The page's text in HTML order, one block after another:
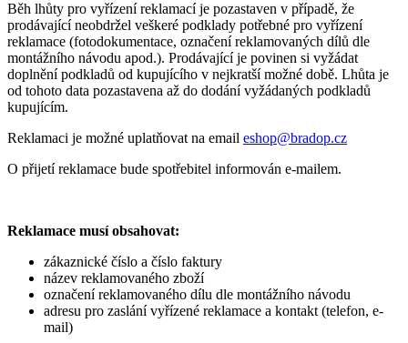
Běh lhůty pro vyřízení reklamací je pozastaven v případě, že
prodávající neobdržel veškeré podklady potřebné pro vyřízení
reklamace (fotodokumentace, označení reklamovaných dílů dle
montážního návodu apod.). Prodávající je povinen si vyžádat
doplnění podkladů od kupujícího v nejkratší možné době. Lhůta je
od tohoto data pozastavena až do dodání vyžádaných podkladů
kupujícím.
Reklamaci je možné uplatňovat na email eshop@bradop.cz
O přijetí reklamace bude spotřebitel informován e-mailem.
Reklamace musí obsahovat:
zákaznické číslo a číslo faktury
název reklamovaného zboží
označení reklamovaného dílu dle montážního návodu
adresu pro zaslání vyřízené reklamace a kontakt (telefon, e-
mail)